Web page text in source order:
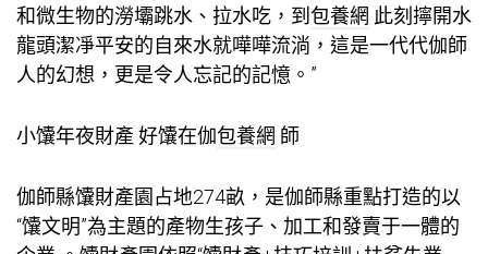
和微生物的澇壩跳水、拉水吃，到 包養網 此刻擰開水
龍頭潔凈平安的自來水就嘩嘩流淌，這是一代代伽師
人的幻想，更是令人忘記的記憶。”
小馕年夜財產 好馕在伽包養網 師
伽師縣馕財產園占地274畝，是伽師縣重點打造的以
“馕文明”為主題的產物生孩子、加工和發賣于一體的